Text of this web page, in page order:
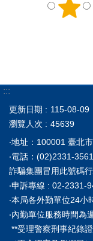
:::
更新日期
115-08-09
瀏覽人次
45639
‧地址：100001 臺北
‧電話：(02)2331-
詐騙集團冒用此號碼
‧申訴專線 : 02-2331-
‧本局各外勤單位24小
‧內勤單位服務時間為
**受理警察刑事紀錄